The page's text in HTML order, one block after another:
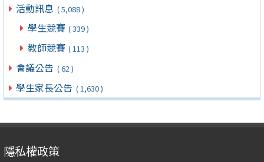
活動訊息 ( 5,088 )
學生競賽 ( 339 )
教師競賽 ( 113 )
會議公告 ( 62 )
學生家長公告 ( 1,630 )
隱私權政策